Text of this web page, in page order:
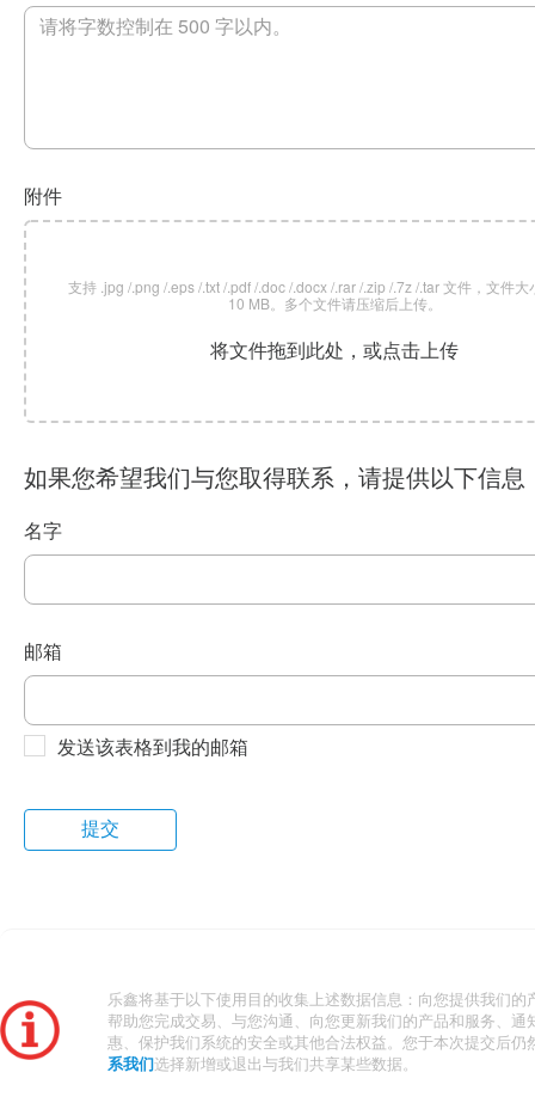
附件
支持 .jpg /.png /.eps /.txt /.pdf /.doc /.docx /.rar /.zip /.7z /.tar 文件，文件大
10 MB。多个文件请压缩后上传。
将文件拖到此处，或点击上传
如果您希望我们与您取得联系，请提供以下信息
名字
邮箱
发送该表格到我的邮箱
乐鑫将基于以下使用目的收集上述数据信息：向您提供我们的
帮助您完成交易、与您沟通、向您更新我们的产品和服务、通
惠、保护我们系统的安全或其他合法权益。您于本次提交后仍
系我们 选择新增或退出与我们共享某些数据。